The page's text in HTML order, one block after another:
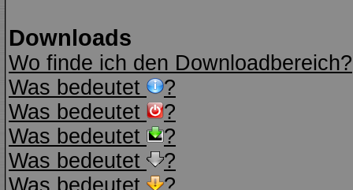
Downloads
Wo finde ich den Downloadbereich?
Was bedeutet
?
Was bedeutet
?
Was bedeutet
?
Was bedeutet
?
Was bedeutet
?